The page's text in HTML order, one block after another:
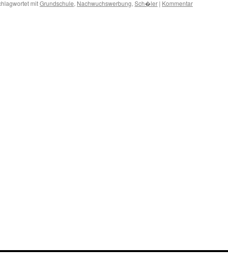
mitGrundschule, Nachwuchswerbung, Sch�ler | Kommentar